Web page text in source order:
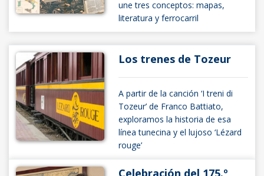
une tres conceptos: mapas,
literatura y ferrocarril
Los trenes de Tozeur
A partir de la canción ‘I treni di
Tozeur’ de Franco Battiato,
exploramos la historia de esa
línea tunecina y el lujoso ‘Lézard
rouge’
Celebración del 175.º